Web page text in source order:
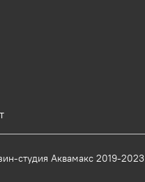
студия Аквамакс 2019-2023